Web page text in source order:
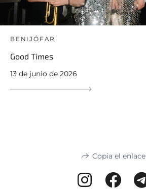
BENIJÓFAR
Good Times
13 de junio de 2026
Copia el enlace